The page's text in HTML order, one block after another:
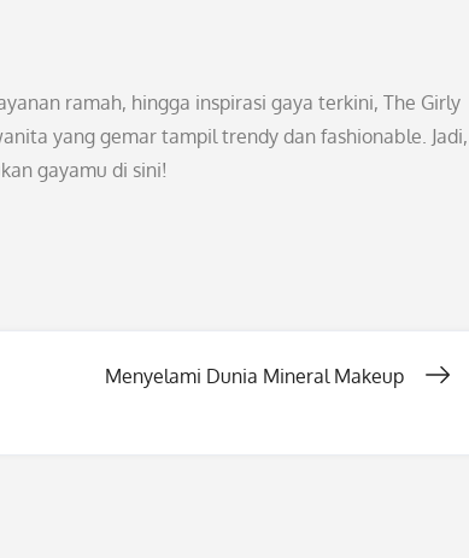
ramah, hingga inspirasi gaya terkini, The Girly
yang gemar tampil trendy dan fashionable. Jadi,
gayamu di sini!
Menyelami Dunia Mineral Makeup